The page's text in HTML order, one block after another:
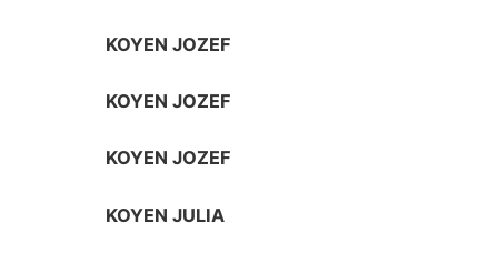
KOYEN JOZEF
KOYEN JOZEF
KOYEN JOZEF
KOYEN JULIA